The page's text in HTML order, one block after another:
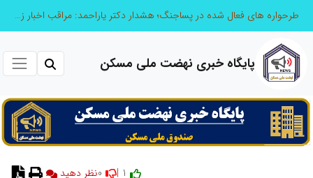
طرحواره های فعال شده در پساجنگ؛ هشدار دکتر یاراحمد: مراقب اخبار زرد و واکنش های هیجانی باشید
پایگاه خبری نهضت ملی مسکن
نظر دهید